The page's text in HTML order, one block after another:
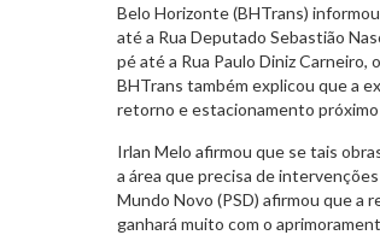
Belo Horizonte (BHTrans)
até a Rua Deputado Sebastião
pé até a Rua Paulo Diniz
BHTrans também explicou que a
retorno e estacionamento
Irlan Melo afirmou que se tais
a área que precisa de
Mundo Novo (PSD) afirmou que a
ganhará muito com o